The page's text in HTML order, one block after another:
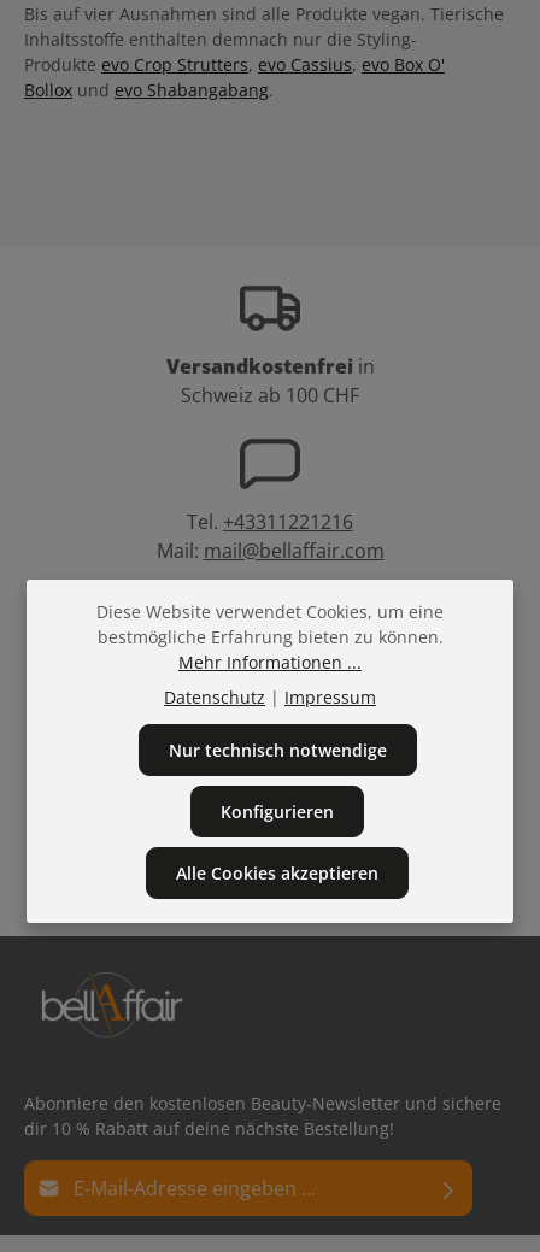
Bis auf vier Ausnahmen sind alle Produkte vegan. Tierische
Inhaltsstoffe enthalten demnach nur die Styling-
Produkte evo Crop Strutters, evo Cassius, evo Box O'
Bollox und evo Shabangabang.
Versandkostenfrei in
Schweiz ab 100 CHF
Tel. +43311221216
Mail: mail@bellaffair.com
Treuepunktebei
jedem Einkauf
Sicherbestellen und
bezahlen
Abonniere den kostenlosen Beauty-Newsletter und sichere
dir 10 % Rabatt auf deine nächste Bestellung!
E-Mail-Adresse*
Datenschutz
Diese Website verwendet Cookies, um eine
bestmögliche Erfahrung bieten zu können.
Mehr Informationen ...
Datenschutz | Impressum
Nur technisch notwendige
Konfigurieren
Alle Cookies akzeptieren